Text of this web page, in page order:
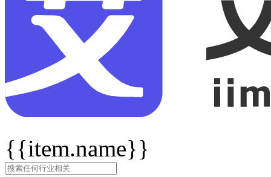
{{item.name}}